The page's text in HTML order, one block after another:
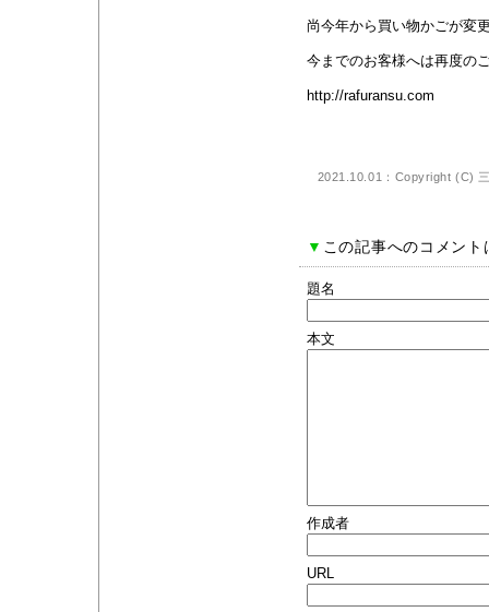
尚今年から買い物かごが変
今までのお客様へは再度の
http://rafuransu.com
2021.10.01：Copyright (C)
▼ この記事へのコメント
題名
本文
作成者
URL